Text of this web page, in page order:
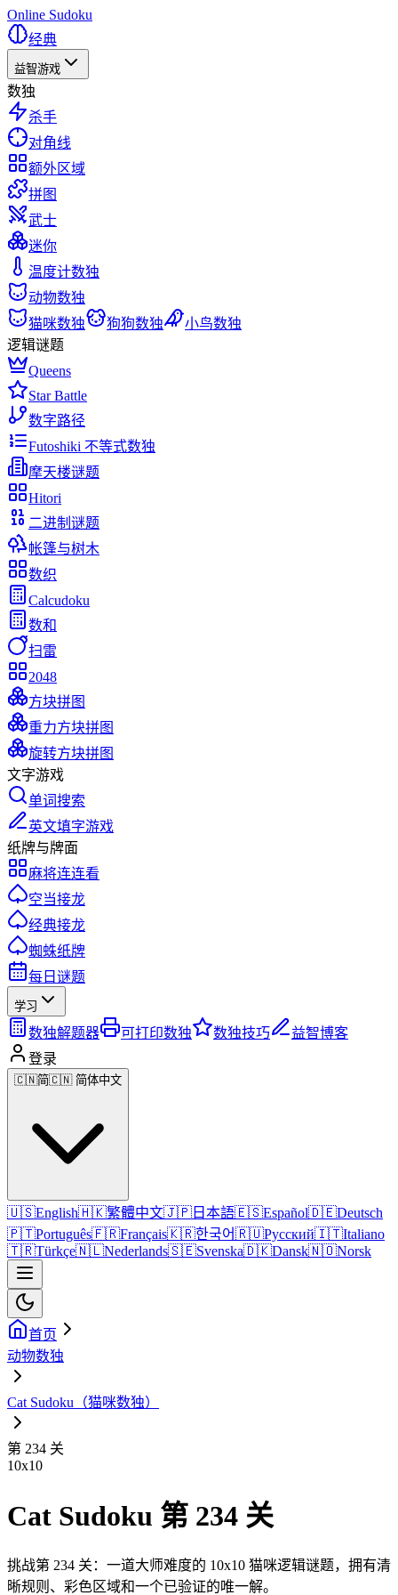
Online Sudoku
经典
益智游戏
数独
杀手
对角线
额外区域
拼图
武士
迷你
温度计数独
动物数独
猫咪数独
狗狗数独
小鸟数独
逻辑谜题
Queens
Star Battle
数字路径
Futoshiki 不等式数独
摩天楼谜题
Hitori
二进制谜题
帐篷与树木
数织
Calcudoku
数和
扫雷
2048
方块拼图
重力方块拼图
旋转方块拼图
文字游戏
单词搜索
英文填字游戏
纸牌与牌面
麻将连连看
空当接龙
经典接龙
蜘蛛纸牌
每日谜题
学习
数独解题器 可打印数独 数独技巧
益智博客
登录
🇨🇳简🇨🇳 简体中文
🇺🇸English🇭🇰繁體中文🇯🇵 日本語🇪🇸Español🇩🇪Deutsch
🇵🇹Português🇫🇷Français🇰🇷한국어🇷🇺Русский🇮🇹Italiano
🇹🇷Türkçe🇳🇱Nederlands🇸🇪Svenska🇩🇰Dansk🇳🇴Norsk
首页
动物数独
Cat Sudoku（猫咪数独）
第 234 关
10x10
Cat Sudoku 第 234 关
挑战第 234 关：一道大师难度的 10x10 猫咪逻辑谜题，拥有清
晰规则、彩色区域和一个已验证的唯一解。